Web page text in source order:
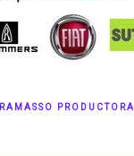
RAMASSO PRODUCTORA